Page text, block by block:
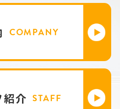
COMPANY
紹介 STAFF